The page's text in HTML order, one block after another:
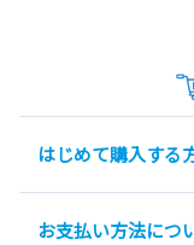
はじめて購入する
お支払い方法につ